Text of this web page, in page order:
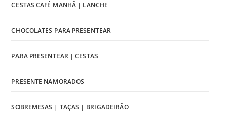
CESTAS CAFÉ MANHÃ | LANCHE
CHOCOLATES PARA PRESENTEAR
PARA PRESENTEAR | CESTAS
PRESENTE NAMORADOS
SOBREMESAS | TAÇAS | BRIGADEIRÃO